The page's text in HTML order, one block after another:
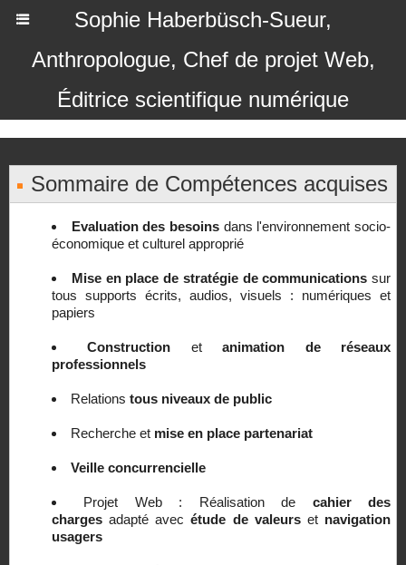
Sophie Haberbüsch-Sueur,
Anthropologue, Chef de projet Web,
Éditrice scientifique numérique
Sommaire de Compétences acquises
Evaluation des besoins dans l'environnement socio-
économique et culturel approprié
Mise en place de stratégie de communications sur
tous supports écrits, audios, visuels : numériques et
papiers
Construction etanimation de réseaux
professionnels
Relations tous niveaux de public
Recherche et mise en place partenariat
Veille concurrencielle
Projet Web : Réalisation de cahier des
chargesadapté avecétude de valeurset navigation
usagers